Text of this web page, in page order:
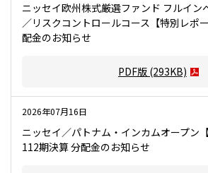
ニッセイ欧州株式厳選ファンド フルイン
／リスクコントロールコース【特別レポ
配金のお知らせ
PDF版 (293KB)
2026年07月16日
ニッセイ／パトナム・インカムオープン
112期決算 分配金のお知らせ